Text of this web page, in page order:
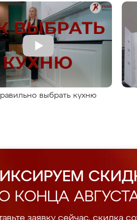
выбрать кухню
КОНЦА
заявку сейчас, скидка